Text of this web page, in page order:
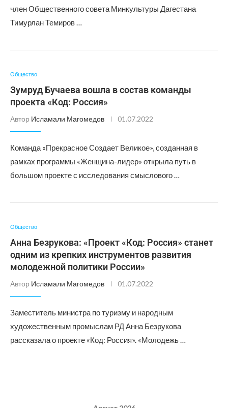
член Общественного совета Минкультуры Дагестана
Тимурлан Темиров …
Общество
Зумруд Бучаева вошла в состав команды
проекта «Код: Россия»
Автор Исламали Магомедов 01.07.2022
Команда «Прекрасное Создает Великое», созданная в
рамках программы «Женщина-лидер» открыла путь в
большом проекте с исследования смыслового …
Общество
Анна Безрукова: «Проект «Код: Россия» станет
одним из крепких инструментов развития
молодежной политики России»
Автор Исламали Магомедов 01.07.2022
Заместитель министра по туризму и народным
художественным промыслам РД Анна Безрукова
рассказала о проекте «Код: Россия». «Молодежь …